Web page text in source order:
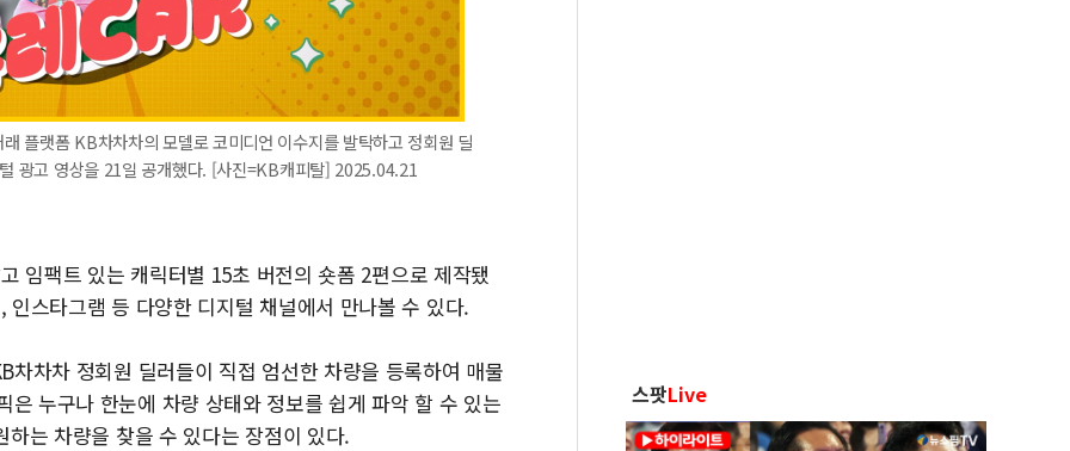
플랫폼 KB차차차의 모델로 코미디언 이수지를 발탁하고 정회원 딜
광고 영상을 21일 공개했다. [사진=KB캐피탈] 2025.04.21
임팩트 있는 캐릭터별 15초 버전의 숏폼 2편으로 제작됐
스타그램 등 다양한 디지털 채널에서 만나볼 수 있다.
차차 정회원 딜러들이 직접 엄선한 차량을 등록하여 매물
누구나 한눈에 차량 상태와 정보를 쉽게 파악 할 수 있는
는 차량을 찾을 수 있다는 장점이 있다.
스팟Live